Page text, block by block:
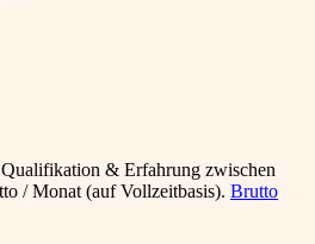
& Erfahrung zwischen
/ Monat (auf Vollzeitbasis). Brutto